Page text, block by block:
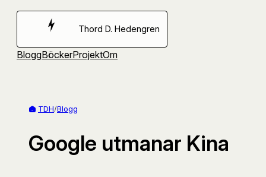
Hoppa
Thord D. Hedengren
BloggBöckerProjektOm
TDH/Blogg
Google utmanar Kina